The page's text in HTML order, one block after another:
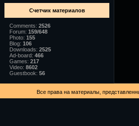
Счетчик материалов
Comments: 2526
Forum: 159/648
Photo: 155
Blog: 106
Downloads: 2525
Ad-board: 466
Games: 217
Video: 8602
Guestbook: 56
Все права на материалы,